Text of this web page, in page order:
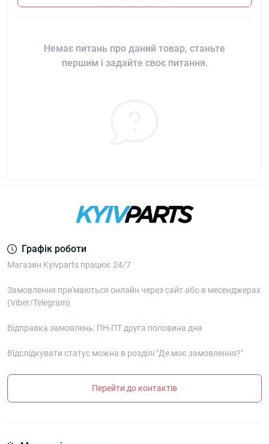
Немає питань про даний товар, станьте
першим і задайте своє питання.
Графік роботи
Магазин Kyivparts працює 24/7
Замовлення при'маються онлайн через сайт або в месенджерах
(Viber/Telegram)
Відправка замовлень: ПН-ПТ друга половина дня
Відслідкувати статус можна в розділі "Де моє замовлення?"
Перейти до контактів